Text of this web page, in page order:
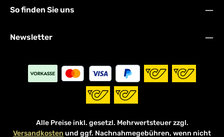
So finden Sie uns
Newsletter
Alle Preise inkl. gesetzl. Mehrwertsteuer zzgl.
Versandkosten und ggf. Nachnahmegebühren, wenn nicht